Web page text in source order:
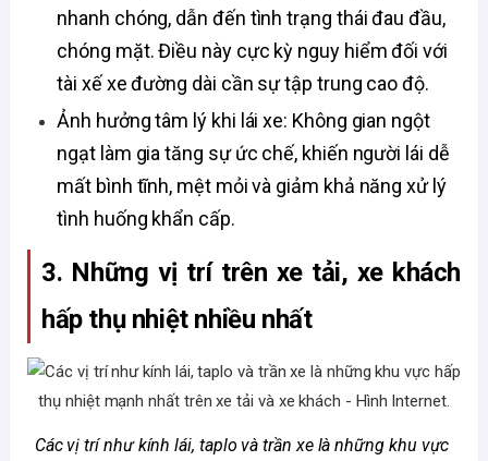
nhanh chóng, dẫn đến tình trạng thái đau đầu,
chóng mặt. Điều này cực kỳ nguy hiểm đối với
tài xế xe đường dài cần sự tập trung cao độ.
Ảnh hưởng tâm lý khi lái xe: Không gian ngột
ngạt làm gia tăng sự ức chế, khiến người lái dễ
mất bình tĩnh, mệt mỏi và giảm khả năng xử lý
tình huống khẩn cấp.
3. Những vị trí trên xe tải, xe khách
hấp thụ nhiệt nhiều nhất
Các vị trí như kính lái, taplo và trần xe là những khu vực